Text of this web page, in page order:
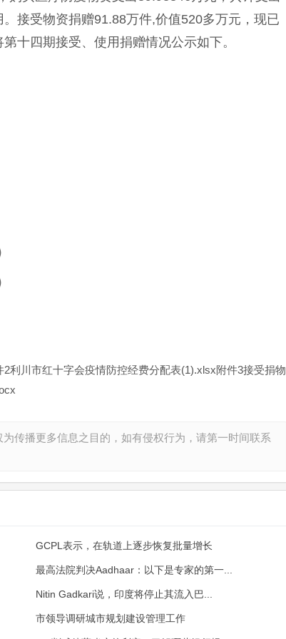
接受物资捐赠91.88万件,价值520多万元，现已
十四期接受、使用捐赠情况公示如下。
利川市红十字会疫情防控经费分配表(1).xlsx附件3接受捐物
传播更多信息之目的，如有侵权行为，请第一时间联系
GCPL表示，在轨道上逐步恢复批量增长
最高法院判决Aadhaar：以下是专家的第一...
Nitin Gadkari说，印度将停止其流入巴...
市领导调研城市规划建设管理工作